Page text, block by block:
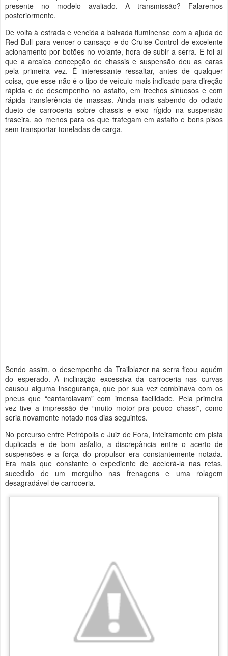
presente no modelo avaliado. A transmissão? Falaremos
posteriormente.
De volta à estrada e vencida a baixada fluminense com a ajuda de
Red Bull para vencer o cansaço e do Cruise Control de excelente
acionamento por botões no volante, hora de subir a serra. E foi aí
que a arcaica concepção de chassis e suspensão deu as caras
pela primeira vez. É interessante ressaltar, antes de qualquer
coisa, que esse não é o tipo de veículo mais indicado para direção
rápida e de desempenho no asfalto, em trechos sinuosos e com
rápida transferência de massas. Ainda mais sabendo do odiado
dueto de carroceria sobre chassis e eixo rígido na suspensão
traseira, ao menos para os que trafegam em asfalto e bons pisos
sem transportar toneladas de carga.
Sendo assim, o desempenho da Trailblazer na serra ficou aquém
do esperado. A inclinação excessiva da carroceria nas curvas
causou alguma insegurança, que por sua vez combinava com os
pneus que “cantarolavam” com imensa facilidade. Pela primeira
vez tive a impressão de “muito motor pra pouco chassi”, como
seria novamente notado nos dias seguintes.
No percurso entre Petrópolis e Juiz de Fora, inteiramente em pista
duplicada e de bom asfalto, a discrepância entre o acerto de
suspensões e a força do propulsor era constantemente notada.
Era mais que constante o expediente de acelerá-la nas retas,
sucedido de um mergulho nas frenagens e uma rolagem
desagradável de carroceria.